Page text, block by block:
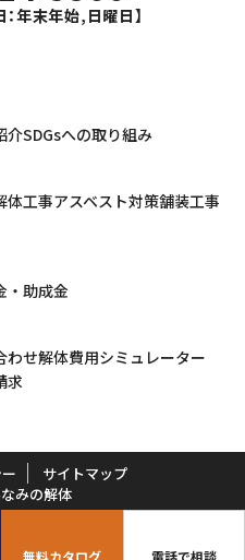
：年末年始,日曜日】
介SDGsへの取り組み
体工事アスベスト対策舗装工事
・助成金
わせ解体費用シミュレーター
求
無料カタログ 電話で相談
サイトマップ
みの解体